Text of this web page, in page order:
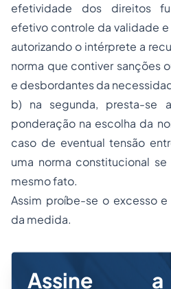
efetividade dos direitos
efetivo controle da validade
autorizando o intérprete a
norma que contiver sanções
e desbordantes da
b) na segunda, presta-se
ponderação na escolha da
caso de eventual tensão
uma norma constitucional
mesmo fato.
Assim proíbe-se o excesso
da medida.
Assine